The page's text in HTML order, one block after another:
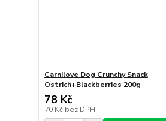
Carnilove Dog Crunchy Snack
Ostrich+Blackberries 200g
78 Kč
70 Kč bez DPH